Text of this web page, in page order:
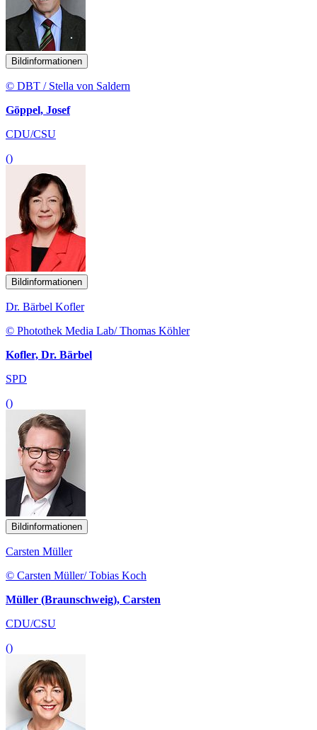
Bildinformationen
© DBT / Stella von Saldern
Göppel, Josef
CDU/CSU
()
Bildinformationen
Dr. Bärbel Kofler
© Photothek Media Lab/ Thomas Köhler
Kofler, Dr. Bärbel
SPD
()
Bildinformationen
Carsten Müller
© Carsten Müller/ Tobias Koch
Müller (Braunschweig), Carsten
CDU/CSU
()